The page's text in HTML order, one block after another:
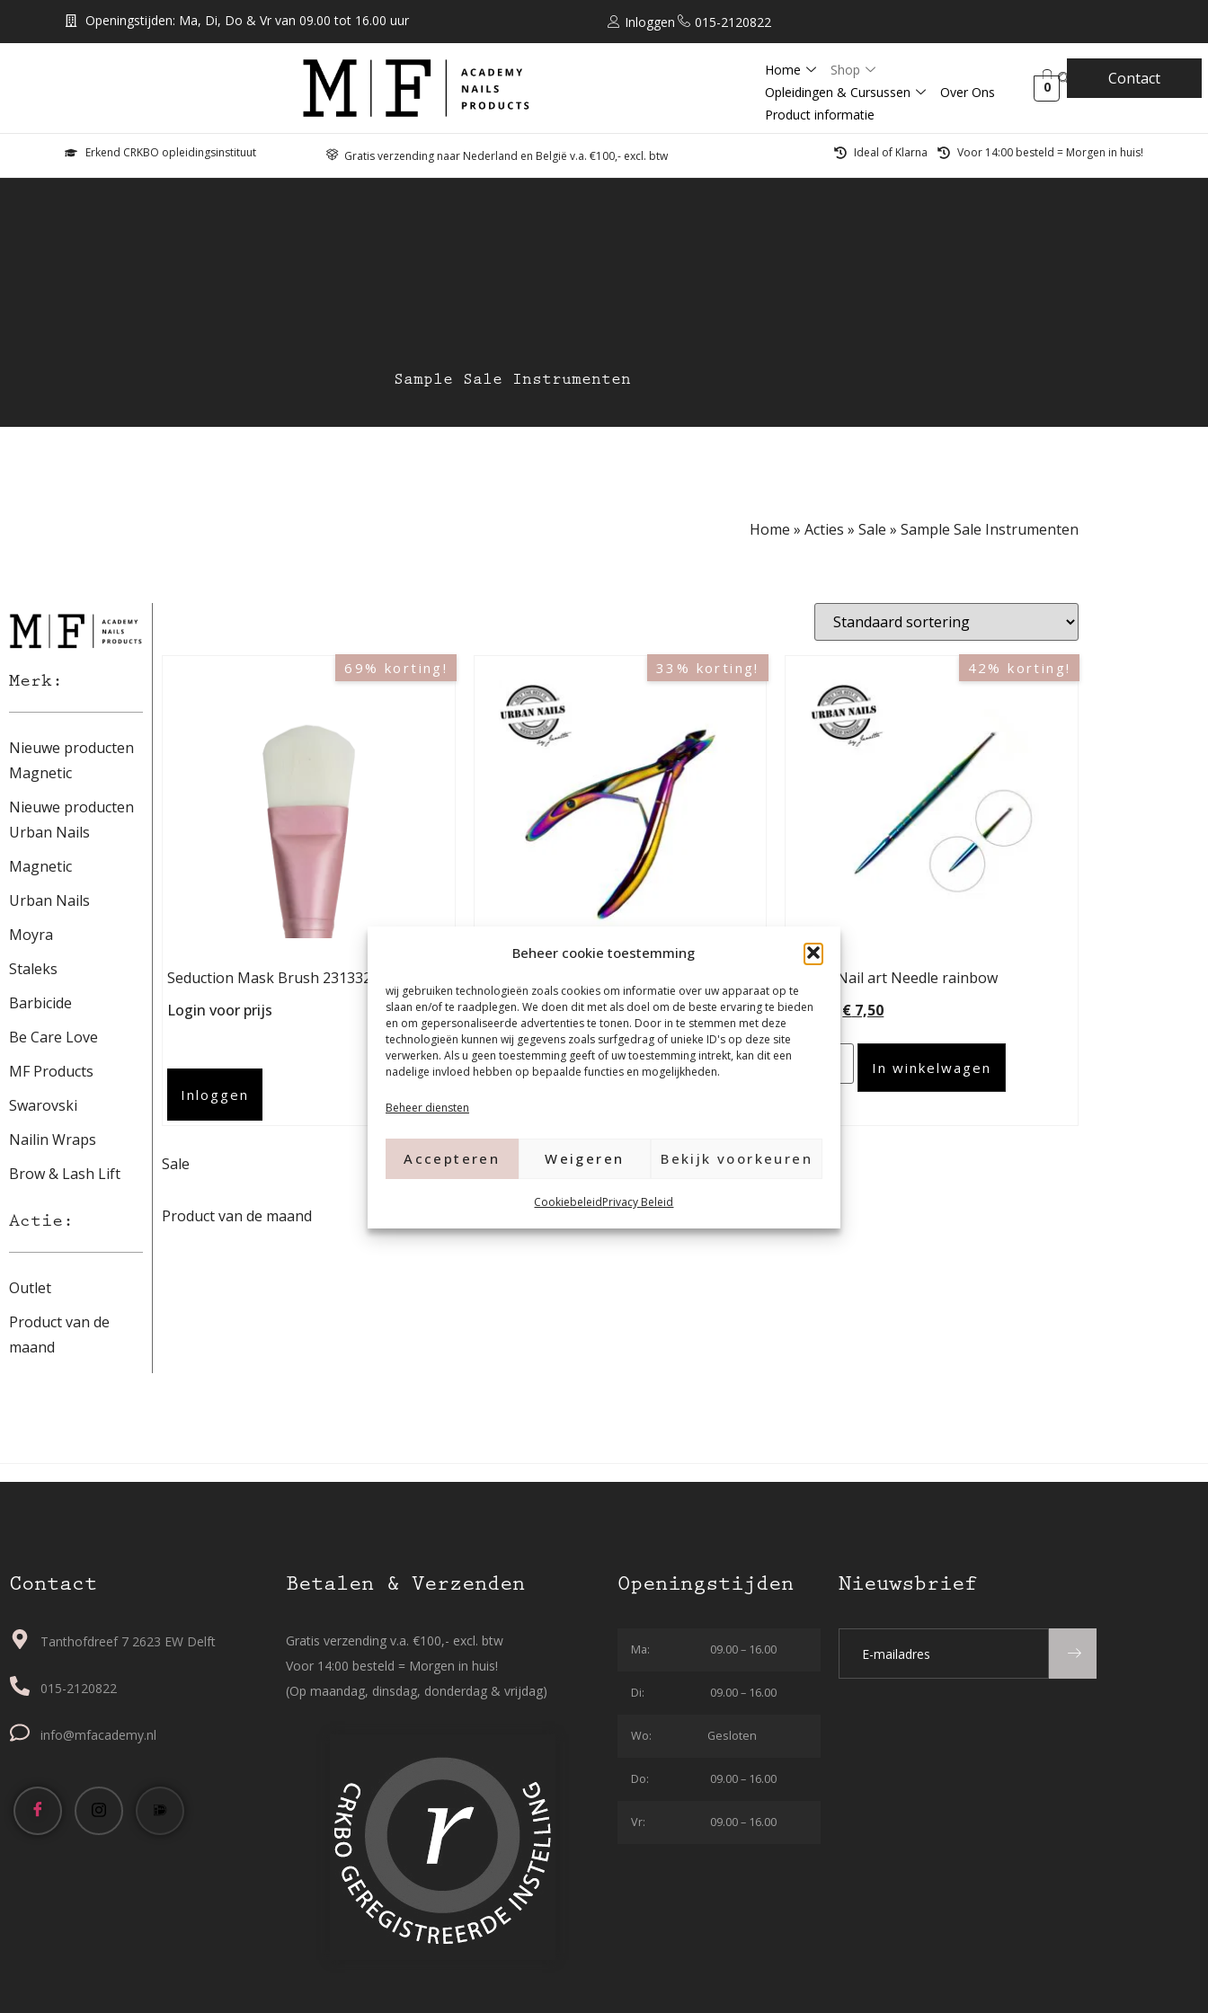
Beheer cookie toestemming
wij gebruiken technologieën zoals cookies om informatie over uw apparaat op te
slaan en/of te raadplegen. We doen dit met als doel om de beste ervaring te bieden
en om gepersonaliseerde advertenties te tonen. Door in te stemmen met deze
technologieën kunnen wij gegevens zoals surfgedrag of unieke ID's op deze site
verwerken. Als u geen toestemming geeft of uw toestemming intrekt, kan dit een
nadelige invloed hebben op bepaalde functies en mogelijkheden.
Beheer diensten
Accepteren Weigeren Bekijk voorkeuren
CookiebeleidPrivacy Beleid
Openingstijden: Ma, Di, Do & Vr van 09.00 tot 16.00 uur Inloggen 015-2120822
Home
Shop
Opleidingen & Cursussen
Over Ons
Product informatie
0 Contact
Erkend CRKBO opleidingsinstituut Gratis verzending naar Nederland en België v.a. €100,- excl. btw Ideal of Klarna Voor 14:00 besteld = Morgen in huis!
Sample Sale Instrumenten
Home » Acties » Sale » Sample Sale Instrumenten
Merk:
Nieuwe producten
Magnetic
Nieuwe producten
Urban Nails
Magnetic
Urban Nails
Moyra
Staleks
Barbicide
Be Care Love
MF Products
Swarovski
Nailin Wraps
Brow & Lash Lift
Actie:
Outlet
Product van de
maand
69% korting!
Seduction Mask Brush 231332
Login voor prijs
Inloggen
33% korting!
€14,99€ 9,99
In winkelwagen
42% korting!
Urban Nail art Needle rainbow
€12,95 € 7,50
In winkelwagen
Sale
Product van de maand
Contact
Tanthofdreef 7 2623 EW Delft
015-2120822
info@mfacademy.nl
Betalen & Verzenden
Gratis verzending v.a. €100,- excl. btw
Voor 14:00 besteld = Morgen in huis!
(Op maandag, dinsdag, donderdag & vrijdag)
Openingstijden
Ma: 09.00 – 16.00
Di: 09.00 – 16.00
Wo: Gesloten
Do: 09.00 – 16.00
Vr: 09.00 – 16.00
Nieuwsbrief